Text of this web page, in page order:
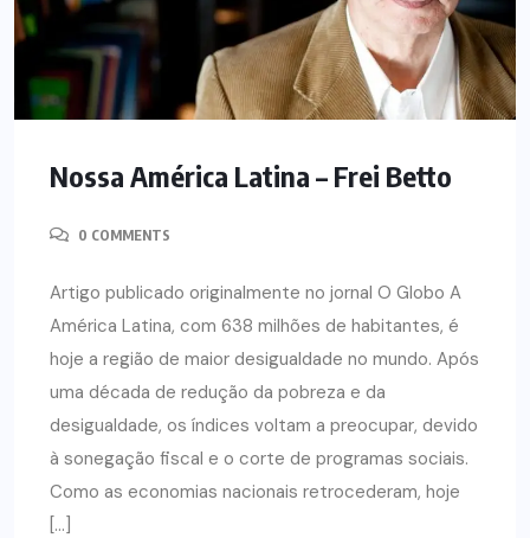
Nossa América Latina – Frei Betto
0 COMMENTS
Artigo publicado originalmente no jornal O Globo A
América Latina, com 638 milhões de habitantes, é
hoje a região de maior desigualdade no mundo. Após
uma década de redução da pobreza e da
desigualdade, os índices voltam a preocupar, devido
à sonegação fiscal e o corte de programas sociais.
Como as economias nacionais retrocederam, hoje
[…]